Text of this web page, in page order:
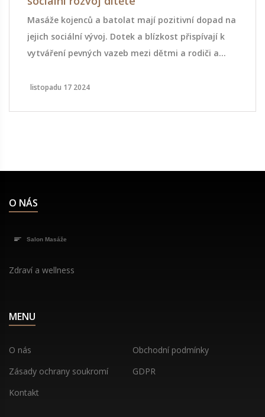
Masáže kojenců a batolat mají pozitivní dopad na
jejich sociální vývoj. Dotek a blízkost přispívají k
vytváření pevných vazeb mezi dětmi a rodiči a
také pomáhá dětem lépe rozumět vlastním
rodinné prostředí.
listopadu 17 2024
O NÁS
Zdraví a wellness
MENU
O nás
Obchodní podmínky
Zásady ochrany soukromí
GDPR
Kontakt